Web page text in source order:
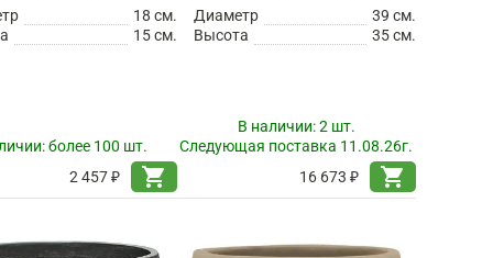
18 см.
15 см.
более 100 шт.
2 457 ₽
shopping_cart
Диаметр
39 см.
Высота
35 см.
В наличии:2 шт.
Следующая поставка 11.08.26г.
16 673 ₽
shopping_cart